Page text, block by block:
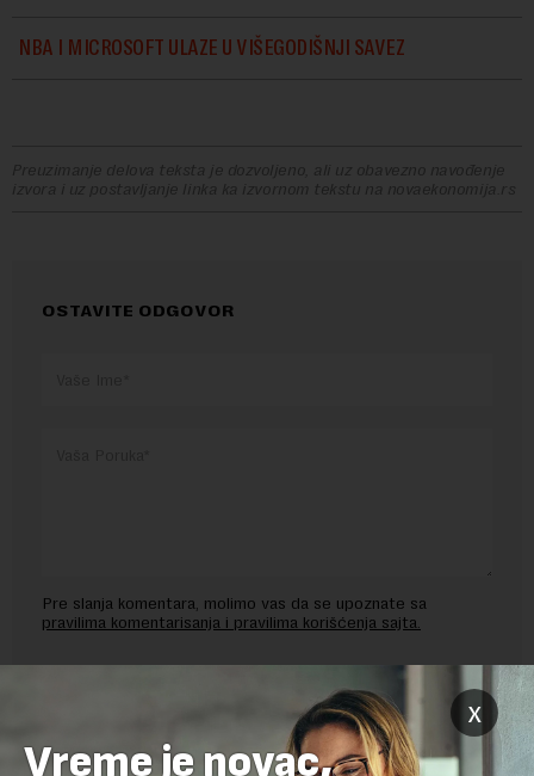
NBA I MICROSOFT ULAZE U VIŠEGODIŠNJI SAVEZ
Preuzimanje delova teksta je dozvoljeno, ali uz obavezno navođenje
izvora i uz postavljanje linka ka izvornom tekstu na novaekonomija.rs
OSTAVITE ODGOVOR
Pre slanja komentara, molimo vas da se upoznate sa
pravilima komentarisanja i pravilima korišćenja sajta.
Sajt je zaštićen pomocu reCaptcha i Google.
Google Politika
su primenjeni.
x
Vreme je novac,